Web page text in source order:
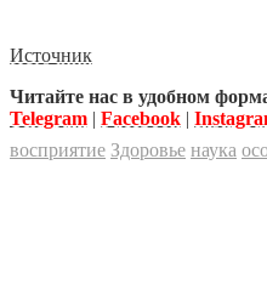
Источник
Читайте нас в удобном
Telegram | Facebook |
восприятие Здоровье наука